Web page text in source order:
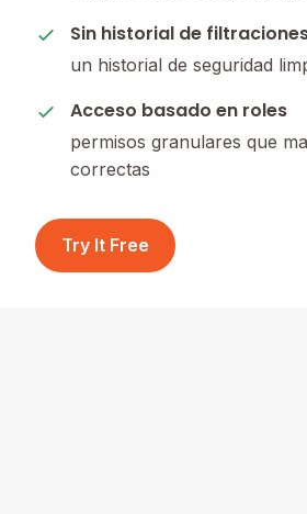
Sin historial de
un historial de seguridad
Acceso basado en roles
permisos granulares que
correctas
Try It Free